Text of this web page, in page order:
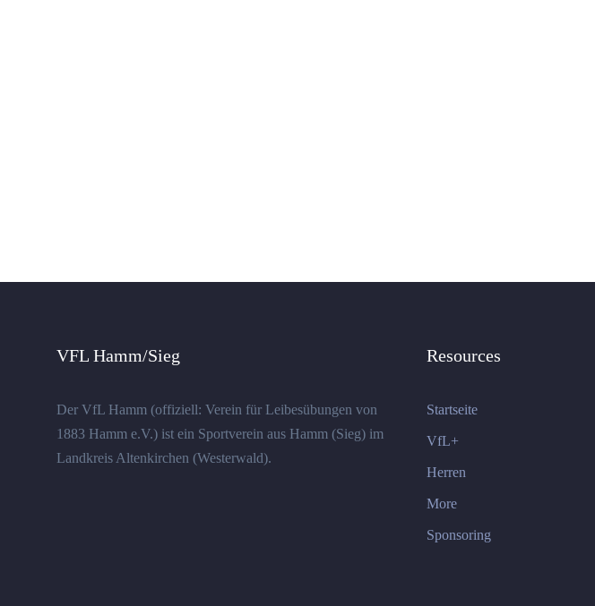
VFL Hamm/Sieg
Der VfL Hamm (offiziell: Verein für Leibesübungen von
1883 Hamm e.V.) ist ein Sportverein aus Hamm (Sieg) im
Landkreis Altenkirchen (Westerwald).
Resources
Startseite
VfL+
Herren
More
Sponsoring